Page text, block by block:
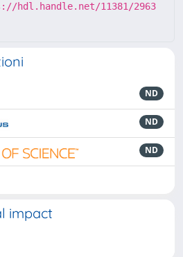
hdl.handle.net/11381/2963
ND
ND
ND
impact